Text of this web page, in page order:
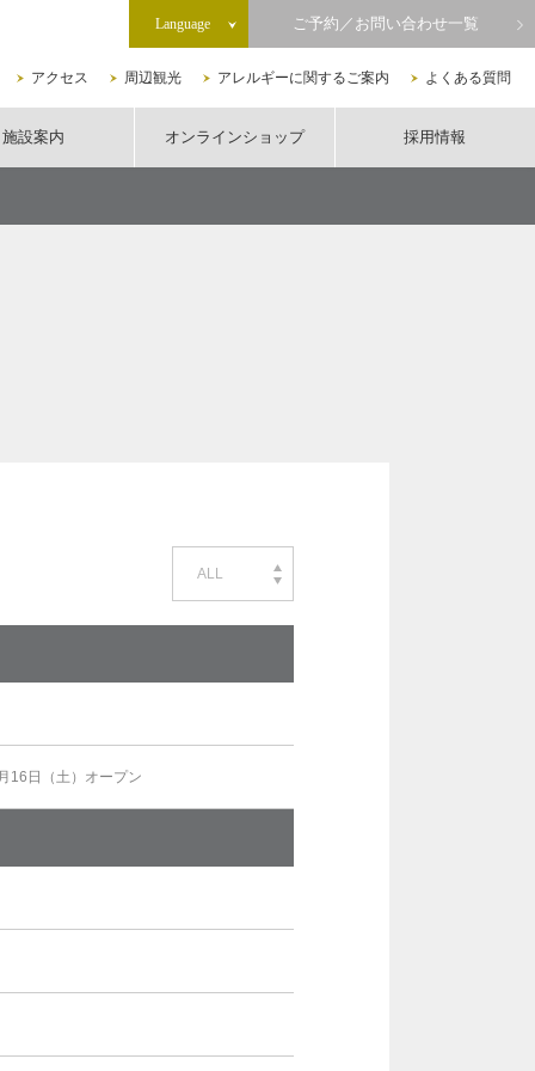
アクセス 周辺観光 アレルギーに関するご案内 よくある質問
施設案内 オンラインショップ 採用情報
Language ご予約／お問い合わせ一覧
ALL
16日（土）オープン